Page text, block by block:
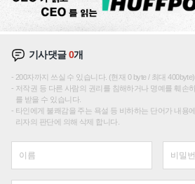
기사댓글0개
200자까지 쓰실 수 있습니다. (현재 0 byte / 최대 400byte)
저작권 등 다른 사람의 권리를 침해하거나 명예를 훼손
를 받을 수 있습니다.
타인에게 불쾌감을 주는 욕설 등 비하하는 단어가 내용
리자의 판단에 의해 삭제 합니다.